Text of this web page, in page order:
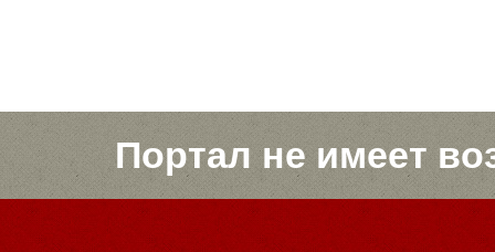
Портал не имеет